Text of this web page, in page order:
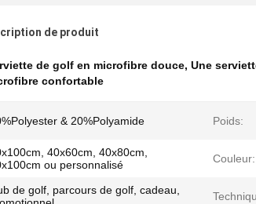
de produit
de golf en microfibre douce, Une
confortable
& 20%Polyamide Poids:
40x60cm, 40x80cm,
ou personnalisé
Couleur:
de golf, parcours de golf, cadeau,